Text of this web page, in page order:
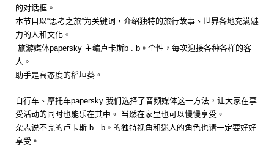
的对话框。
本节目以“思考之旅”为关键词，介绍独特的旅行故事、世界各地充满魅
力的人和文化。
旅游媒体papersky”主编卢卡斯b . b。 个性，每次迎接各种各样的客
人。
助手是高态度的稻垣葵。
自行车、摩托车papersky 我们选择了音频媒体这一方法，让大家在享
受活动的同时也能乐在其中。 当然在家里也可以慢慢享受。
杂志说不完的卢卡斯 b . b。 的独特视角和迷人的角色也请一定要好好
享受。